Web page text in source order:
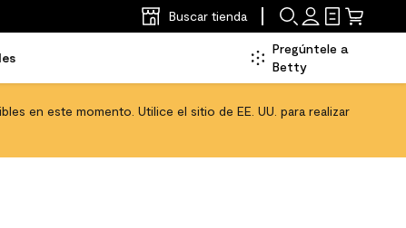
Buscar tienda
Pregúntele a
Betty
en este momento. Utilice el sitio de EE. UU. para realizar